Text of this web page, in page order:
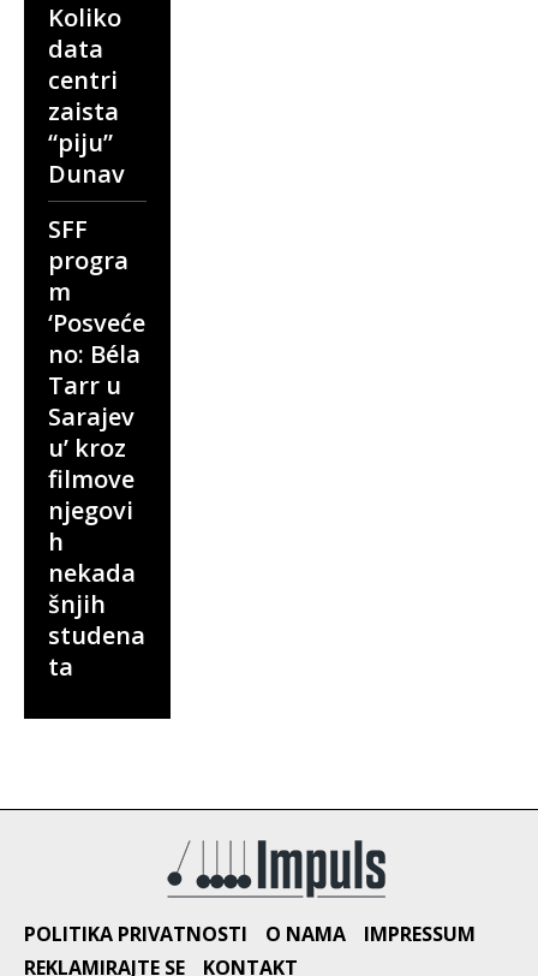
Koliko
data
centri
zaista
“piju”
Dunav
SFF
progra
m
‘Posveće
no: Béla
Tarr u
Sarajev
u’ kroz
filmove
njegovi
h
nekada
šnjih
studena
ta
POLITIKA PRIVATNOSTI O NAMA
IMPRESSUM
REKLAMIRAJTE SE
KONTAKT